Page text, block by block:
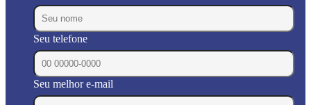
Seu telefone
Seu melhor e-mail